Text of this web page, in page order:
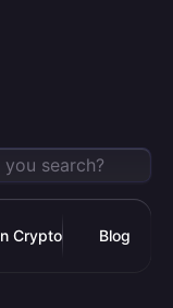
Crypto Blog